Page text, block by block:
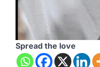
Spread the love